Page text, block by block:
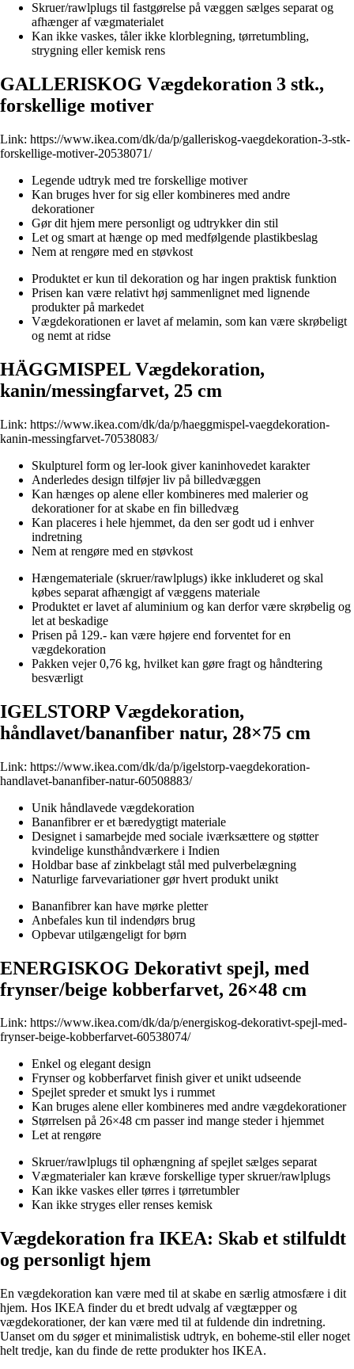
Skruer/rawlplugs til fastgørelse på væggen sælges separat og
afhænger af vægmaterialet
Kan ikke vaskes, tåler ikke klorblegning, tørretumbling,
strygning eller kemisk rens
GALLERISKOG Vægdekoration 3 stk.,
forskellige motiver
Link: https://www.ikea.com/dk/da/p/galleriskog-vaegdekoration-3-stk-
forskellige-motiver-20538071/
Legende udtryk med tre forskellige motiver
Kan bruges hver for sig eller kombineres med andre
dekorationer
Gør dit hjem mere personligt og udtrykker din stil
Let og smart at hænge op med medfølgende plastikbeslag
Nem at rengøre med en støvkost
Produktet er kun til dekoration og har ingen praktisk funktion
Prisen kan være relativt høj sammenlignet med lignende
produkter på markedet
Vægdekorationen er lavet af melamin, som kan være skrøbeligt
og nemt at ridse
HÄGGMISPEL Vægdekoration,
kanin/messingfarvet, 25 cm
Link: https://www.ikea.com/dk/da/p/haeggmispel-vaegdekoration-
kanin-messingfarvet-70538083/
Skulpturel form og ler-look giver kaninhovedet karakter
Anderledes design tilføjer liv på billedvæggen
Kan hænges op alene eller kombineres med malerier og
dekorationer for at skabe en fin billedvæg
Kan placeres i hele hjemmet, da den ser godt ud i enhver
indretning
Nem at rengøre med en støvkost
Hængemateriale (skruer/rawlplugs) ikke inkluderet og skal
købes separat afhængigt af væggens materiale
Produktet er lavet af aluminium og kan derfor være skrøbelig og
let at beskadige
Prisen på 129.- kan være højere end forventet for en
vægdekoration
Pakken vejer 0,76 kg, hvilket kan gøre fragt og håndtering
besværligt
IGELSTORP Vægdekoration,
håndlavet/bananfiber natur, 28×75 cm
Link: https://www.ikea.com/dk/da/p/igelstorp-vaegdekoration-
handlavet-bananfiber-natur-60508883/
Unik håndlavede vægdekoration
Bananfibrer er et bæredygtigt materiale
Designet i samarbejde med sociale iværksættere og støtter
kvindelige kunsthåndværkere i Indien
Holdbar base af zinkbelagt stål med pulverbelægning
Naturlige farvevariationer gør hvert produkt unikt
Bananfibrer kan have mørke pletter
Anbefales kun til indendørs brug
Opbevar utilgængeligt for børn
ENERGISKOG Dekorativt spejl, med
frynser/beige kobberfarvet, 26×48 cm
Link: https://www.ikea.com/dk/da/p/energiskog-dekorativt-spejl-med-
frynser-beige-kobberfarvet-60538074/
Enkel og elegant design
Frynser og kobberfarvet finish giver et unikt udseende
Spejlet spreder et smukt lys i rummet
Kan bruges alene eller kombineres med andre vægdekorationer
Størrelsen på 26×48 cm passer ind mange steder i hjemmet
Let at rengøre
Skruer/rawlplugs til ophængning af spejlet sælges separat
Vægmaterialer kan kræve forskellige typer skruer/rawlplugs
Kan ikke vaskes eller tørres i tørretumbler
Kan ikke stryges eller renses kemisk
Vægdekoration fra IKEA: Skab et stilfuldt
og personligt hjem
En vægdekoration kan være med til at skabe en særlig atmosfære i dit
hjem. Hos IKEA finder du et bredt udvalg af vægtæpper og
vægdekorationer, der kan være med til at fuldende din indretning.
Uanset om du søger et minimalistisk udtryk, en boheme-stil eller noget
helt tredje, kan du finde de rette produkter hos IKEA.